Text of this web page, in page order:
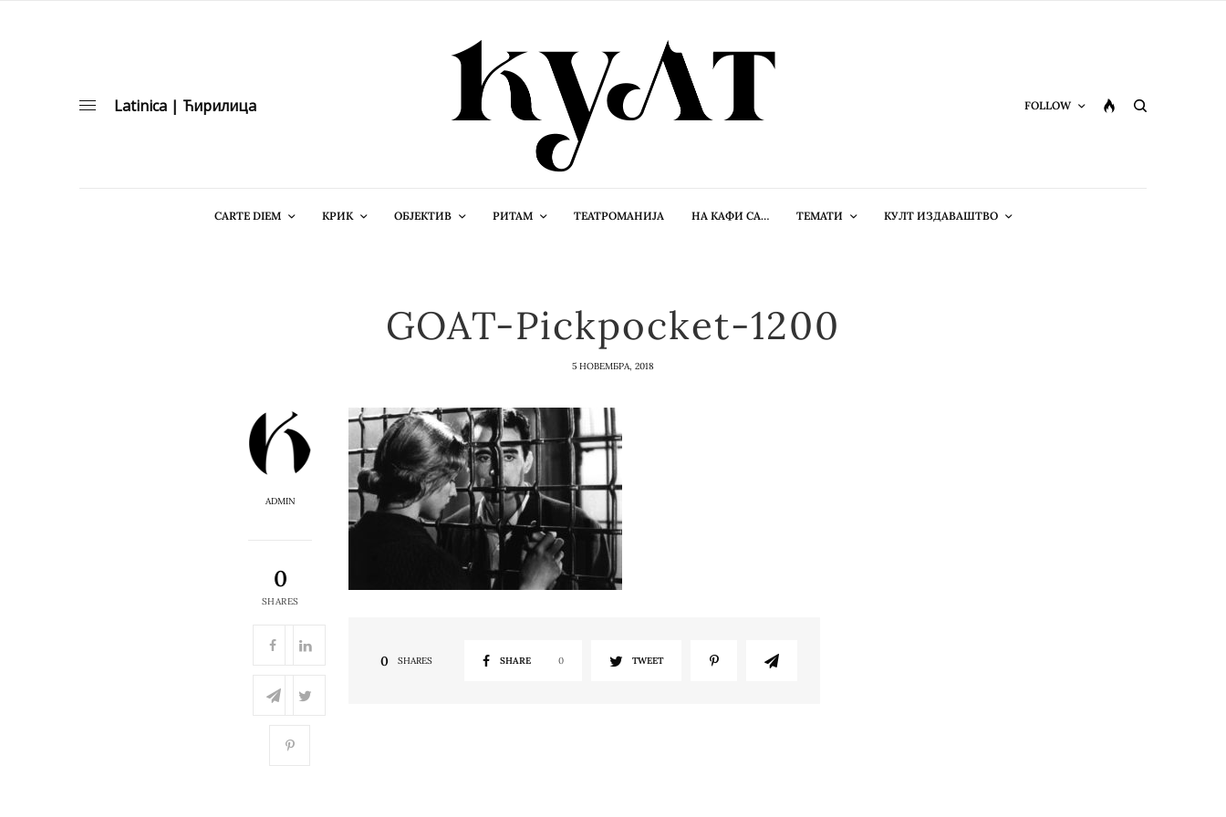
Latinica | Ћирилица FOLLOW
CARTE DIEM КРИК ОБЈЕКТИВ РИТАМ ТЕАТРОМАНИЈА НА КАФИ СА… ТЕМАТИ КУЛТ ИЗДАВАШТВО
GOAT-Pickpocket-1200
5 НОВЕМБРА, 2018
ADMIN
0
SHARES
0 SHARES SHARE 0 TWEET